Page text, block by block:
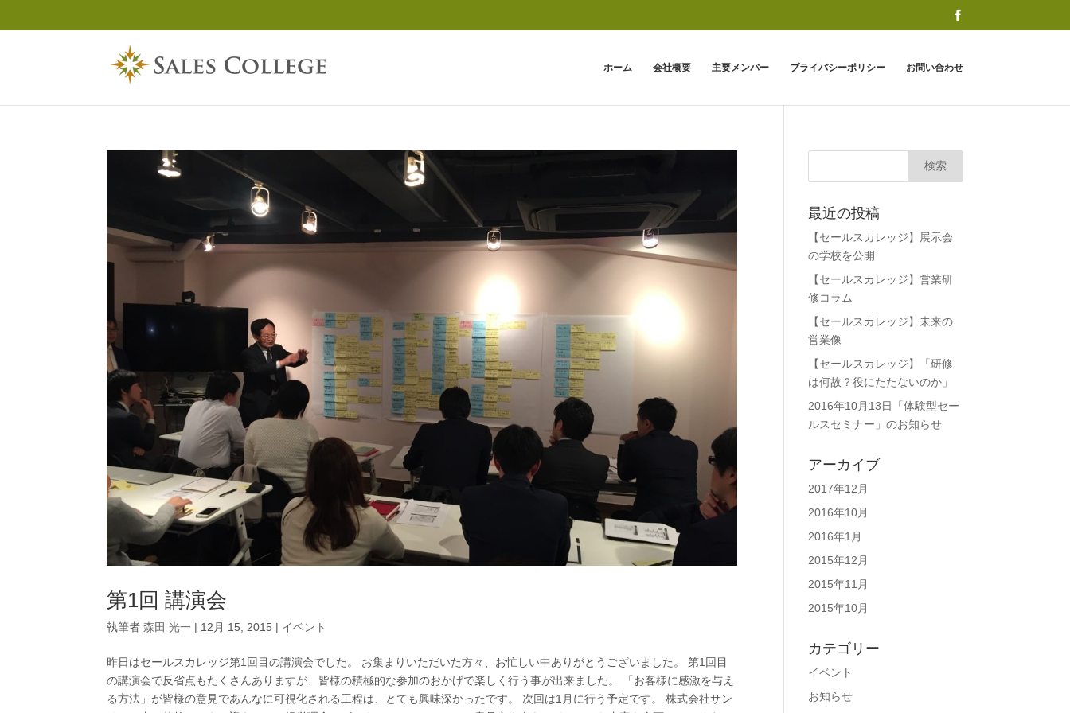
ホーム 会社概要 主要メンバー プライバシーポリシー お問い合わせ
第1回 講演会
執筆者森田 光一 | 12月 15, 2015 | イベント
昨日はセールスカレッジ第1回目の講演会でした。 お集まりいただいた方々、お忙しい中ありがとうございました。 第1回目
の講演会で反省点もたくさんありますが、皆様の積極的な参加のおかげで楽しく行う事が出来ました。 「お客様に感激を与え
る方法」が皆様の意見であんなに可視化される工程は、とても興味深かったです。 次回は1月に行う予定です。 株式会社サン
最近の投稿
【セールスカレッジ】展示会
の学校を公開
【セールスカレッジ】営業研
修コラム
【セールスカレッジ】未来の
営業像
【セールスカレッジ】「研修
は何故？役にたたないのか」
2016年10月13日「体験型セー
ルスセミナー」のお知らせ
アーカイブ
2017年12月
2016年10月
2016年1月
2015年12月
2015年11月
2015年10月
カテゴリー
イベント
お知らせ